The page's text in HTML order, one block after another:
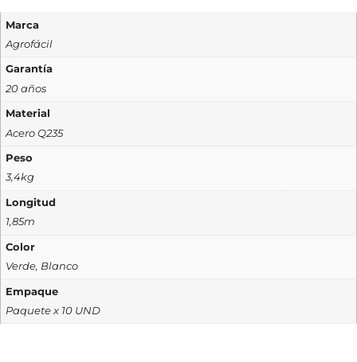
Marca
Agrofácil
Garantía
20 años
Material
Acero Q235
Peso
3,4kg
Longitud
1,85m
Color
Verde, Blanco
Empaque
Paquete x 10 UND